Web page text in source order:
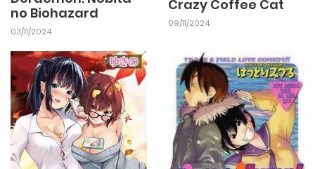
no Biohazard
03/11/2024
Crazy Coffee Cat
09/11/2024